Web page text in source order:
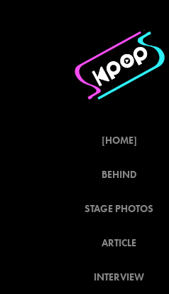
[HOME]
BEHIND
STAGE PHOTOS
ARTICLE
INTERVIEW